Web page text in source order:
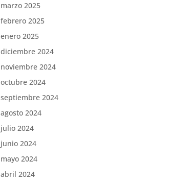
marzo 2025
febrero 2025
enero 2025
diciembre 2024
noviembre 2024
octubre 2024
septiembre 2024
agosto 2024
julio 2024
junio 2024
mayo 2024
abril 2024